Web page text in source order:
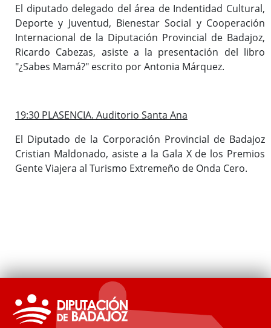
El diputado delegado del área de Indentidad Cultural,
Deporte y Juventud, Bienestar Social y Cooperación
Internacional de la Diputación Provincial de Badajoz,
Ricardo Cabezas, asiste a la presentación del libro
"¿Sabes Mamá?" escrito por Antonia Márquez.
19:30 PLASENCIA. Auditorio Santa Ana
El Diputado de la Corporación Provincial de Badajoz
Cristian Maldonado, asiste a la Gala X de los Premios
Gente Viajera al Turismo Extremeño de Onda Cero.